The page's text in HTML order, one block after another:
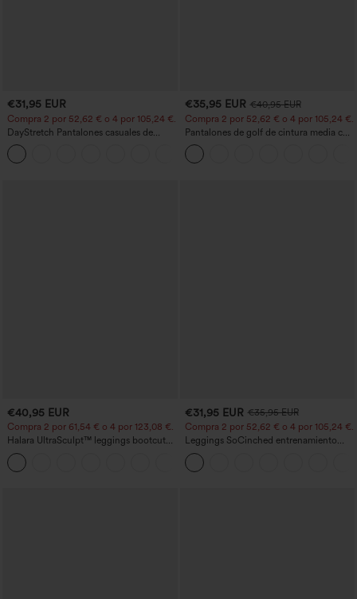
€31,95 EUR
Compra 2 por 52,62 € o 4 por 105,24 €.
DayStretch Pantalones casuales de
cintura alta con pernera tipo barril y
bolsillos
€35,95 EUR €40,95 EUR
Compra 2 por 52,62 € o 4 por 105,24 €.
Pantalones de golf de cintura media con
cordón, dobladillo curvo, secado rápido,
de corte cónico y con bolsillos - UPF40+
€40,95 EUR
Compra 2 por 61,54 € o 4 por 123,08 €.
Halara UltraSculpt™ leggings bootcut
de yoga de talle alto con fruncido que
levanta los glúteos, control de
abdomen, bolsillos y efecto moldeador.
€31,95 EUR €35,95 EUR
Compra 2 por 52,62 € o 4 por 105,24 €.
Leggings SoCinched entrenamiento
moldeador abdomen bolsillo lateral tiro
alto